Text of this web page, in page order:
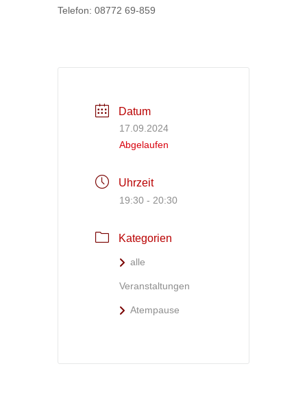
Telefon: 08772 69-859
Datum
17.09.2024
Abgelaufen
Uhrzeit
19:30 - 20:30
Kategorien
alle
Veranstaltungen
Atempause